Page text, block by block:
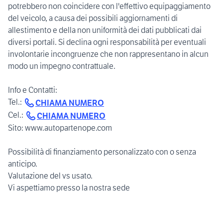
potrebbero non coincidere con l'effettivo equipaggiamento
del veicolo, a causa dei possibili aggiornamenti di
allestimento e della non uniformità dei dati pubblicati dai
diversi portali. Si declina ogni responsabilità per eventuali
involontarie incongruenze che non rappresentano in alcun
modo un impegno contrattuale.
Info e Contatti:
Tel.:
CHIAMA NUMERO
Cel.:
CHIAMA NUMERO
Sito: www.autopartenope.com
Possibilità di finanziamento personalizzato con o senza
anticipo.
Valutazione del vs usato.
Vi aspettiamo presso la nostra sede